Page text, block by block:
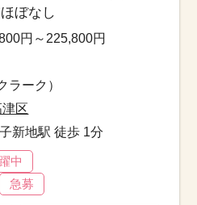
ぼなし
円～225,800円
ラーク）
区
新地駅 徒歩 1分
中
急募